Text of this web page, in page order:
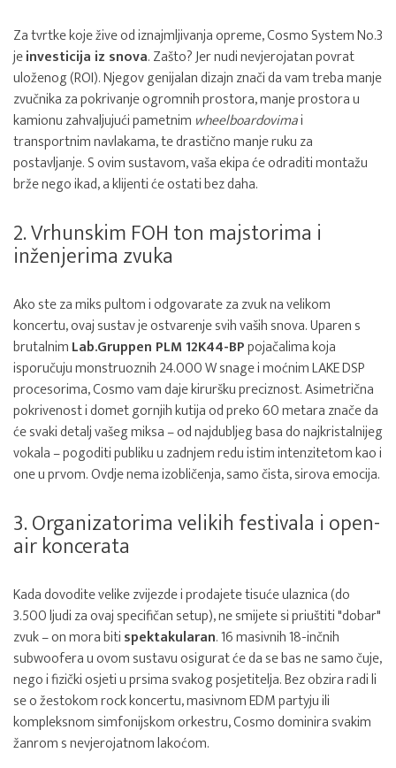
Za tvrtke koje žive od iznajmljivanja opreme, Cosmo System No.3
jeinvesticija iz snova. Zašto? Jer nudi nevjerojatan povrat
uloženog (ROI). Njegov genijalan dizajn znači da vam treba manje
zvučnika za pokrivanje ogromnih prostora, manje prostora u
kamionu zahvaljujući pametnim wheelboardovimai
transportnim navlakama, te drastično manje ruku za
postavljanje. S ovim sustavom, vaša ekipa će odraditi montažu
brže nego ikad, a klijenti će ostati bez daha.
2. Vrhunskim FOH ton majstorima i
inženjerima zvuka
Ako ste za miks pultom i odgovarate za zvuk na velikom
koncertu, ovaj sustav je ostvarenje svih vaših snova. Uparen s
brutalnimLab.Gruppen PLM 12K44-BPpojačalima koja
isporučuju monstruoznih 24.000 W snage i moćnim LAKE DSP
procesorima, Cosmo vam daje kiruršku preciznost. Asimetrična
pokrivenost i domet gornjih kutija od preko 60 metara znače da
će svaki detalj vašeg miksa – od najdubljeg basa do najkristalnijeg
vokala – pogoditi publiku u zadnjem redu istim intenzitetom kao i
one u prvom. Ovdje nema izobličenja, samo čista, sirova emocija.
3. Organizatorima velikih festivala i open-
air koncerata
Kada dovodite velike zvijezde i prodajete tisuće ulaznica (do
3.500 ljudi za ovaj specifičan setup), ne smijete si priuštiti "dobar"
zvuk – on mora bitispektakularan. 16 masivnih 18-inčnih
subwoofera u ovom sustavu osigurat će da se bas ne samo čuje,
nego i fizički osjeti u prsima svakog posjetitelja. Bez obzira radi li
se o žestokom rock koncertu, masivnom EDM partyju ili
kompleksnom simfonijskom orkestru, Cosmo dominira svakim
žanrom s nevjerojatnom lakoćom.